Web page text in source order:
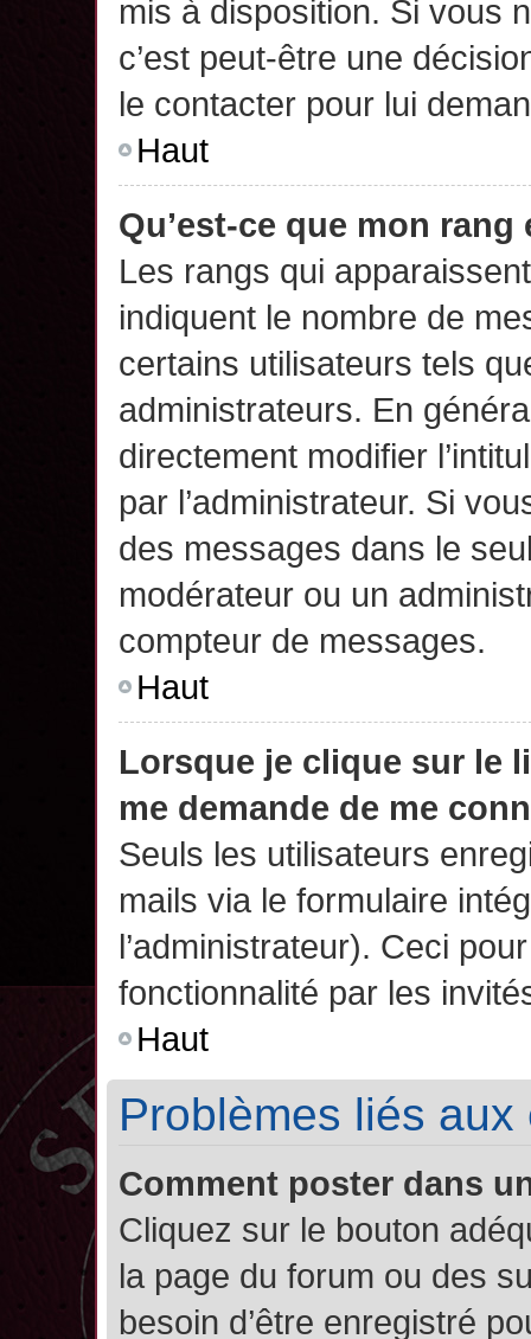
mis à disposition. Si vous
c’est peut-être une
le contacter pour lui
Haut
Qu’est-ce que mon
Les rangs qui
indiquent le nombre de
certains utilisateurs tels
administrateurs. En
directement modifier
par l’administrateur. Si
des messages dans le
modérateur ou un
compteur de messages.
Haut
Lorsque je clique sur le
me demande de me
Seuls les utilisateurs
mails via le formulaire
l’administrateur). Ceci
fonctionnalité par les
Haut
Problèmes liés
Comment poster dans
Cliquez sur le bouton
la page du forum ou des
besoin d’être enregistré